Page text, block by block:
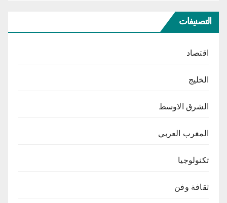
التصنيفات
اقتصاد
الخليج
الشرق الاوسط
المغرب العربي
تكنولوجيا
ثقافة وفن